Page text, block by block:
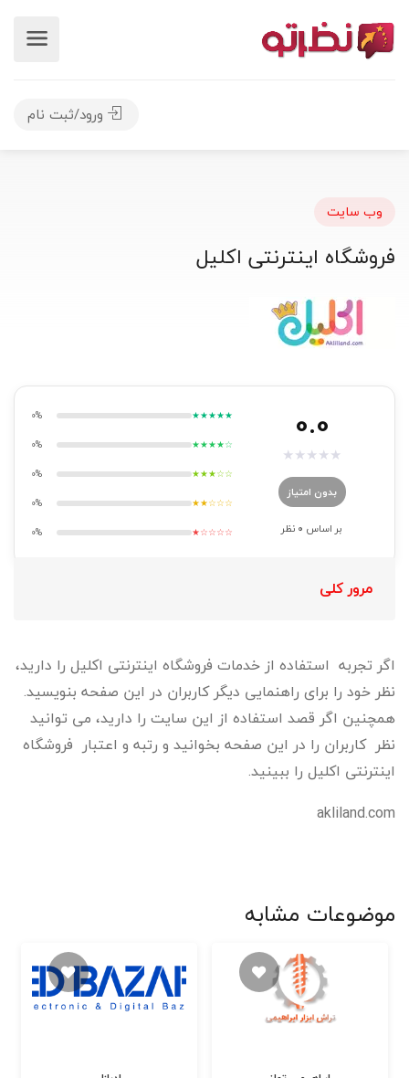
ورود/ثبت نام
وب سایت
فروشگاه اینترنتی اکلیل
0.0
★
★
★
★
★
بدون امتیاز
بر اساس 0 نظر
★★★★★
0%
★★★★☆
0%
★★★☆☆
0%
★★☆☆☆
0%
★☆☆☆☆
0%
مرور کلی
اگر تجربه استفاده از خدمات فروشگاه اینترنتی اکلیل را دارید،
نظر خود را برای راهنمایی دیگر کاربران در این صفحه بنویسید.
همچنین اگر قصد استفاده از این سایت را دارید، می توانید
نظر کاربران را در این صفحه بخوانید و رتبه و اعتبار فروشگاه
اینترنتی اکلیل را ببینید.
akliland.com
موضوعات مشابه